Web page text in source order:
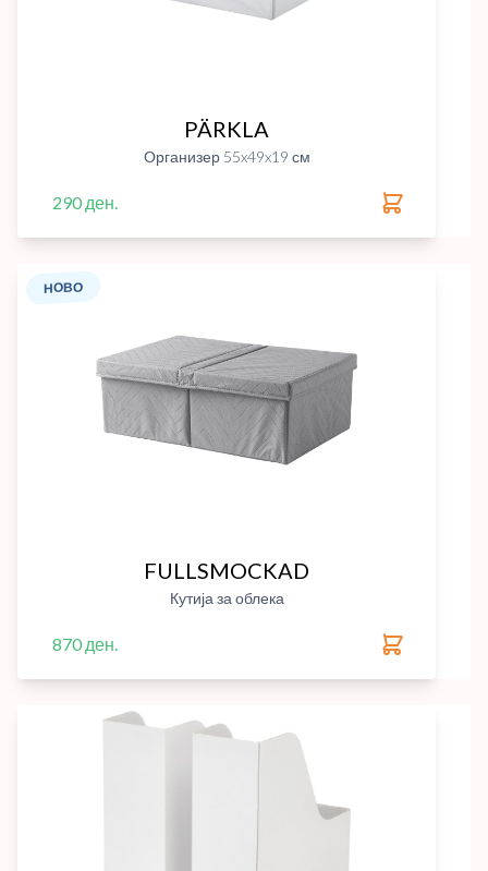
PÄRKLA
Организер 55x49x19 см
290 ден.
НОВО
FULLSMOCKAD
Кутија за облека
870 ден.